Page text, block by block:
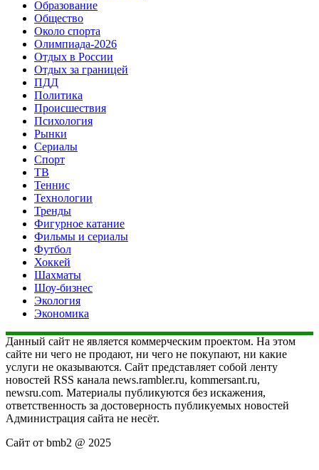
Образование
Общество
Около спорта
Олимпиада-2026
Отдых в России
Отдых за границей
ПДД
Политика
Происшествия
Психология
Рынки
Сериалы
Спорт
ТВ
Теннис
Технологии
Тренды
Фигурное катание
Фильмы и сериалы
Футбол
Хоккей
Шахматы
Шоу-бизнес
Экология
Экономика
Данный сайт не является коммерческим проектом. На этом
сайте ни чего не продают, ни чего не покупают, ни какие
услуги не оказываются. Сайт представляет собой ленту
новостей RSS канала news.rambler.ru, kommersant.ru,
newsru.com. Материалы публикуются без искажения,
ответственность за достоверность публикуемых новостей
Администрация сайта не несёт.
Сайт от bmb2 @ 2025